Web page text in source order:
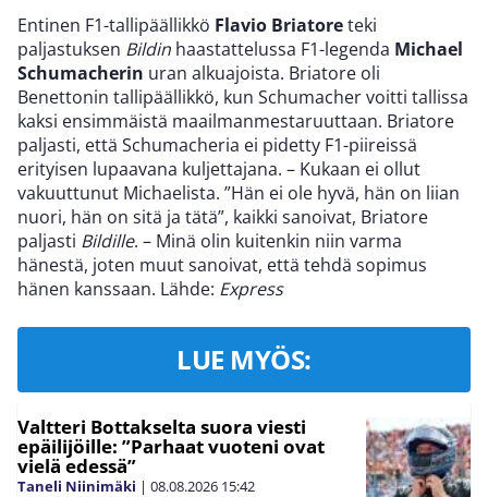
Entinen F1-tallipäällikkö Flavio Briatoreteki
paljastuksen Bildin haastattelussa F1-legenda Michael
Schumacherin uran alkuajoista. Briatore oli
Benettonin tallipäällikkö, kun Schumacher voitti tallissa
kaksi ensimmäistä maailmanmestaruuttaan. Briatore
paljasti, että Schumacheria ei pidetty F1-piireissä
erityisen lupaavana kuljettajana. – Kukaan ei ollut
vakuuttunut Michaelista. ”Hän ei ole hyvä, hän on liian
nuori, hän on sitä ja tätä”, kaikki sanoivat, Briatore
paljasti Bildille. – Minä olin kuitenkin niin varma
hänestä, joten muut sanoivat, että tehdä sopimus
hänen kanssaan. Lähde: Express
LUE MYÖS:
Valtteri Bottakselta suora viesti
epäilijöille: ”Parhaat vuoteni ovat
vielä edessä”
Taneli Niinimäki | 08.08.2026 15:42